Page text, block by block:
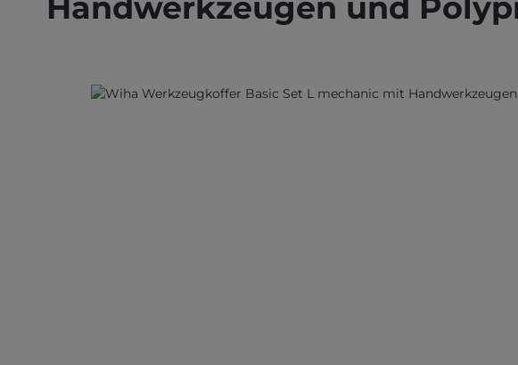
Bildergalerie überspringen